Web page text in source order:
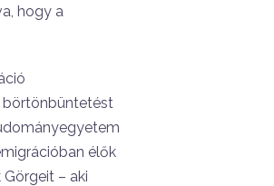
hogy a
börtönbüntetést
élők
– aki